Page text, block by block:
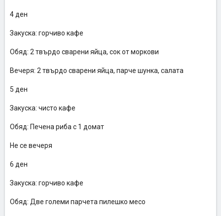
4 ден
Закуска: горчиво кафе
Обяд: 2 твърдо сварени яйца, сок от моркови
Вечеря: 2 твърдо сварени яйца, парче шунка, салата
5 ден
Закуска: чисто кафе
Обяд: Печена риба с 1 домат
Не се вечеря
6 ден
Закуска: горчиво кафе
Обяд: Две големи парчета пилешко месо